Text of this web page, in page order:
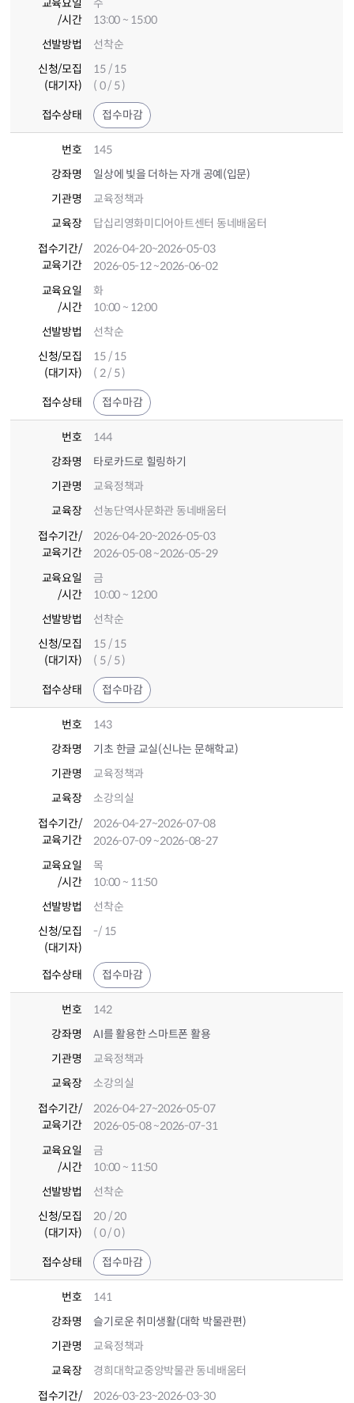
교육요일
/시간
수
13:00 ~ 15:00
선발방법
선착순
신청/모집
(대기자)
15 / 15
( 0 / 5 )
접수상태 접수마감
번호
145
강좌명
일상에 빛을 더하는 자개 공예(입문)
기관명
교육정책과
교육장
답십리영화미디어아트센터 동네배움터
접수기간/
교육기간
2026-04-20~2026-05-03
2026-05-12~2026-06-02
교육요일
/시간
화
10:00 ~ 12:00
선발방법
선착순
신청/모집
(대기자)
15 / 15
( 2 / 5 )
접수상태 접수마감
번호
144
강좌명
타로카드로 힐링하기
기관명
교육정책과
교육장
선농단역사문화관 동네배움터
접수기간/
교육기간
2026-04-20~2026-05-03
2026-05-08~2026-05-29
교육요일
/시간
금
10:00 ~ 12:00
선발방법
선착순
신청/모집
(대기자)
15 / 15
( 5 / 5 )
접수상태 접수마감
번호
143
강좌명
기초 한글 교실(신나는 문해학교)
기관명
교육정책과
교육장
소강의실
접수기간/
교육기간
2026-04-27~2026-07-08
2026-07-09~2026-08-27
교육요일
/시간
목
10:00 ~ 11:50
선발방법
선착순
신청/모집
(대기자)
-/ 15
접수상태 접수마감
번호
142
강좌명
AI를 활용한 스마트폰 활용
기관명
교육정책과
교육장
소강의실
접수기간/
교육기간
2026-04-27~2026-05-07
2026-05-08~2026-07-31
교육요일
/시간
금
10:00 ~ 11:50
선발방법
선착순
신청/모집
(대기자)
20 / 20
( 0 / 0 )
접수상태 접수마감
번호
141
강좌명
슬기로운 취미생활(대학 박물관편)
기관명
교육정책과
교육장
경희대학교중앙박물관 동네배움터
접수기간/
2026-03-23~2026-03-30